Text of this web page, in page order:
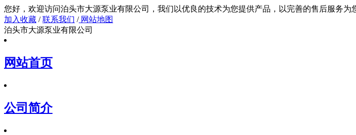
您好，欢迎访问泊头市大源泵业有限公司，我们以优良的技术为您提供产品，以完
加入收藏 /联系我们 /网站地图
泊头市大源泵业有限公司
网站首页
公司简介